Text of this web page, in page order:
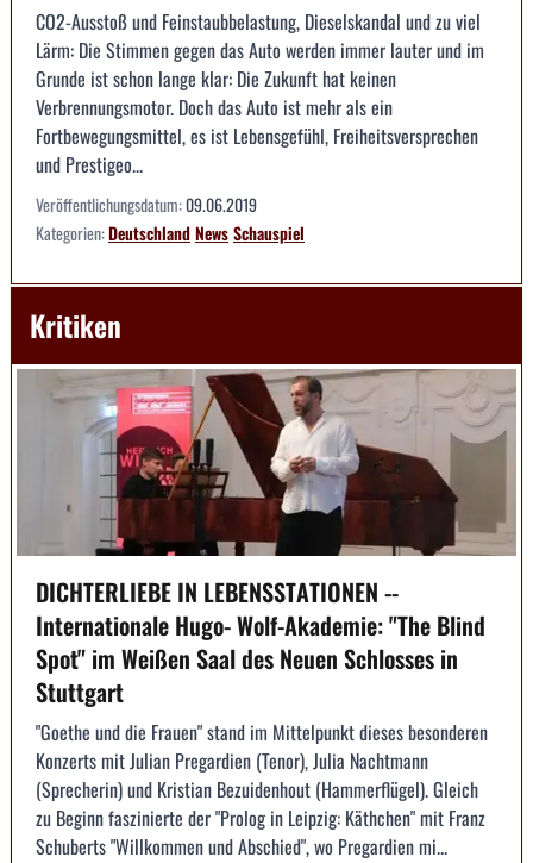
CO2-Ausstoß und Feinstaubbelastung, Dieselskandal und zu viel
Lärm: Die Stimmen gegen das Auto werden immer lauter und im
Grunde ist schon lange klar: Die Zukunft hat keinen
Verbrennungsmotor. Doch das Auto ist mehr als ein
Fortbewegungsmittel, es ist Lebensgefühl, Freiheitsversprechen
und Prestigeo...
Veröffentlichungsdatum:09.06.2019
Kategorien:DeutschlandNewsSchauspiel
Kritiken
DICHTERLIEBE IN LEBENSSTATIONEN --
Internationale Hugo- Wolf-Akademie: "The Blind
Spot" im Weißen Saal des Neuen Schlosses in
Stuttgart
"Goethe und die Frauen" stand im Mittelpunkt dieses besonderen
Konzerts mit Julian Pregardien (Tenor), Julia Nachtmann
(Sprecherin) und Kristian Bezuidenhout (Hammerflügel). Gleich
zu Beginn faszinierte der "Prolog in Leipzig: Käthchen" mit Franz
Schuberts "Willkommen und Abschied", wo Pregardien mi...